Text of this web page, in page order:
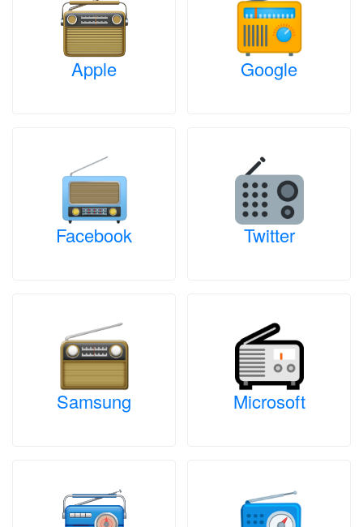
Apple Google
Facebook Twitter
Samsung Microsoft